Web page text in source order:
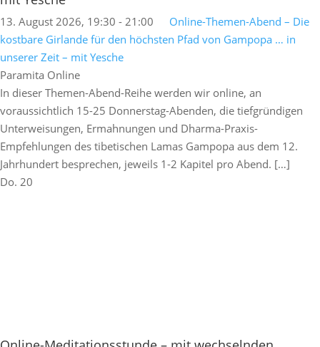
13. August 2026, 19:30 - 21:00
Online-Themen-Abend – Die
kostbare Girlande für den höchsten Pfad von Gampopa … in
unserer Zeit – mit Yesche
Paramita Online
In dieser Themen-Abend-Reihe werden wir online, an
voraussichtlich 15-25 Donnerstag-Abenden, die tiefgründigen
Unterweisungen, Ermahnungen und Dharma-Praxis-
Empfehlungen des tibetischen Lamas Gampopa aus dem 12.
Jahrhundert besprechen, jeweils 1-2 Kapitel pro Abend. […]
Do. 20